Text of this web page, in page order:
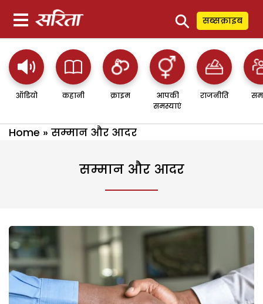
⚲ सब्सक्राइब
ऑडियो कहानी क्राइम
आपकी
समस्याएं
राजनीति
Home » सम्मान और आदर
सम्मान और आदर